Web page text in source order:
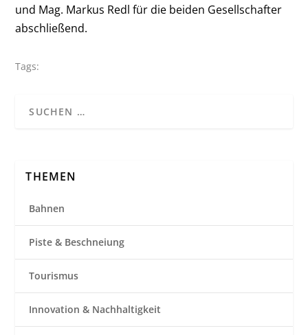
und Mag. Markus Redl für die beiden Gesellschafter
abschließend.
Tags:
THEMEN
Bahnen
Piste & Beschneiung
Tourismus
Innovation & Nachhaltigkeit